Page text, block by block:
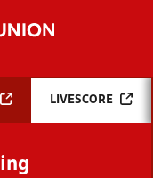
vil du søge efter?
OG NYHEDER
OG
LIVESCORE